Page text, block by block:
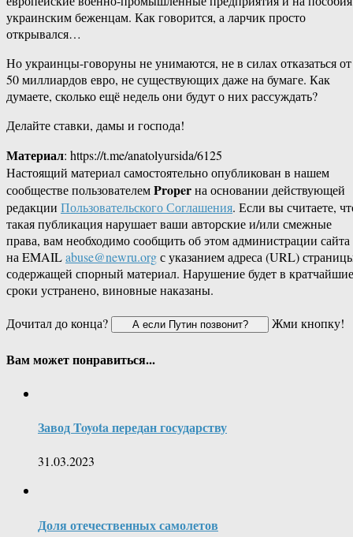
украинским беженцам. Как говорится, а ларчик просто
открывался…
Но украинцы-говоруны не унимаются, не в силах отказаться от
50 миллиардов евро, не существующих даже на бумаге. Как
думаете, сколько ещё недель они будут о них рассуждать?
Делайте ставки, дамы и господа!
Материал: https://t.me/anatolyursida/6125
Настоящий материал самостоятельно опубликован в нашем
сообществе пользователемProperна основании действующей
редакции Пользовательского Соглашения. Если вы считаете,
такая публикация нарушает ваши авторские и/или смежные
права, вам необходимо сообщить об этом администрации сайта
на EMAILabuse@newru.orgс указанием адреса (URL)
содержащей спорный материал. Нарушение будет в кратчайшие
сроки устранено, виновные наказаны.
Дочитал до конца?
Жми кнопку!
Вам может понравиться...
Завод Toyota передан государству
31.03.2023
Доля отечественных самолетов